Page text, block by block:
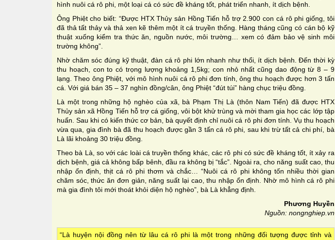
hình nuôi cá rô phi, một loại cá có sức đề kháng tốt, phát triển nhanh, ít dịch bệnh.
Ông Phiệt cho biết: “Được HTX Thủy sản Hồng Tiến hỗ trợ 2.900 con cá rô phi giống, tôi
đã thả tất thảy và thả xen kẽ thêm một ít cá truyền thống. Hàng tháng cũng có cán bộ kỹ
thuật xuống kiểm tra thức ăn, nguồn nước, môi trường… xem có đảm bảo vệ sinh môi
trường không”.
Nhờ chăm sóc đúng kỹ thuật, đàn cá rô phi lớn nhanh như thổi, ít dịch bệnh. Đến thời kỳ
thu hoạch, con to có trọng lượng khoảng 1,5kg; con nhỏ nhất cũng dao động từ 8 – 9
lạng. Theo ông Phiệt, với mô hình nuôi cá rô phi đơn tính, ông thu hoạch được hơn 3 tấn
cá. Với giá bán 35 – 37 nghìn đồng/cân, ông Phiệt “đút túi” hàng chục triệu đồng.
Là một trong những hộ nghèo của xã, bà Phạm Thị Là (thôn Nam Tiến) đã được HTX
Thủy sản xã Hồng Tiến hỗ trợ cá giống, vôi bột khử trùng và mời tham gia học các lớp tập
huấn. Sau khi có kiến thức cơ bản, bà quyết định chỉ nuôi cá rô phi đơn tính. Vụ thu hoạch
vừa qua, gia đình bà đã thu hoạch được gần 3 tấn cá rô phi, sau khi trừ tất cả chi phí, bà
Là lãi khoảng 30 triệu đồng.
Theo bà Là, so với các loài cá truyền thống khác, các rô phi có sức đề kháng tốt, ít xảy ra
dịch bệnh, giá cả không bấp bênh, đầu ra không bị “tắc”. Ngoài ra, cho năng suất cao, thu
nhập ổn định, thịt cá rô phi thơm và chắc… “Nuôi cá rô phi không tốn nhiều thời gian
chăm sóc, thức ăn đơn giản, năng suất lại cao, thu nhập ổn định. Nhờ mô hình cá rô phi
mà gia đình tôi mới thoát khỏi diện hộ nghèo”, bà Là khẳng định.
Phương Huyền
Nguồn: nongnghiep.vn
“Là huyện nội đồng nên từ lâu cá rô phi là một trong những đối tượng được tỉnh và